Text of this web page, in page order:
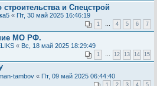
и Спецстрой
« Пт, 30 май 2025 16:46:19
1 4 5 6 7
МО РФ.
« Вс, 18 май 2025 18:29:49
1 12 13 14 15
tambov « Пт, 09 май 2025 06:44:40
1 2 3 4 5